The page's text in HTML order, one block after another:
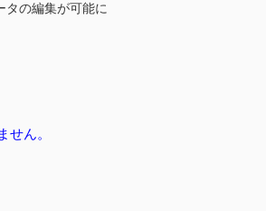
タの編集が可能に
ん。